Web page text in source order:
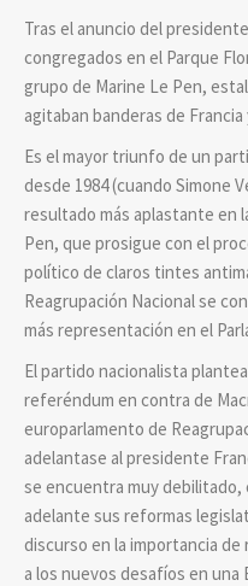
Tras el anuncio del
congregados en el Parque
grupo de Marine Le Pen,
agitaban banderas de
Es el mayor triunfo de un
desde 1984 (cuando Simone
resultado más aplastante en
Pen, que prosigue con el
político de claros tintes
Reagrupación Nacional se
más representación en el
El partido nacionalista
referéndum en contra de
europarlamento de
adelantase al presidente
se encuentra muy debilitado,
adelante sus reformas
discurso en la importancia
a los nuevos desafíos en una